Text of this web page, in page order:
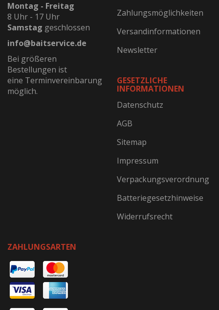
Montag - Freitag
8 Uhr - 17 Uhr
Samstag geschlossen
info@baitservice.de
Bei größeren
Bestellungen ist
eine Terminvereinbarung
möglich.
Zahlungsmöglichkeiten
Versandinformationen
Newsletter
GESETZLICHE
INFORMATIONEN
Datenschutz
AGB
Sitemap
Impressum
Verpackungsverordnung
Batteriegesetzhinweise
Widerrufsrecht
ZAHLUNGSARTEN